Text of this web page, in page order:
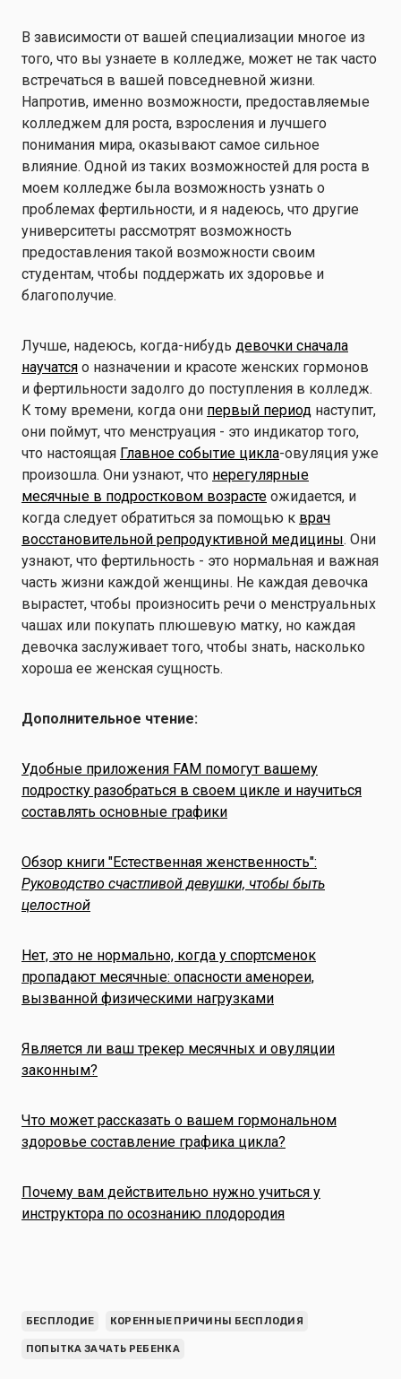
В зависимости от вашей специализации многое из
того, что вы узнаете в колледже, может не так часто
встречаться в вашей повседневной жизни.
Напротив, именно возможности, предоставляемые
колледжем для роста, взросления и лучшего
понимания мира, оказывают самое сильное
влияние. Одной из таких возможностей для роста в
моем колледже была возможность узнать о
проблемах фертильности, и я надеюсь, что другие
университеты рассмотрят возможность
предоставления такой возможности своим
студентам, чтобы поддержать их здоровье и
благополучие.
Лучше, надеюсь, когда-нибудь девочки сначала
научатся о назначении и красоте женских гормонов
и фертильности задолго до поступления в колледж.
К тому времени, когда они первый период наступит,
они поймут, что менструация - это индикатор того,
что настоящая Главное событие цикла-овуляция уже
произошла. Они узнают, что нерегулярные
месячные в подростковом возрасте ожидается, и
когда следует обратиться за помощью к врач
восстановительной репродуктивной медицины. Они
узнают, что фертильность - это нормальная и важная
часть жизни каждой женщины. Не каждая девочка
вырастет, чтобы произносить речи о менструальных
чашах или покупать плюшевую матку, но каждая
девочка заслуживает того, чтобы знать, насколько
хороша ее женская сущность.
Дополнительное чтение:
Удобные приложения FAM помогут вашему
подростку разобраться в своем цикле и научиться
составлять основные графики
Обзор книги "Естественная женственность":
Руководство счастливой девушки, чтобы быть
целостной
Нет, это не нормально, когда у спортсменок
пропадают месячные: опасности аменореи,
вызванной физическими нагрузками
Является ли ваш трекер месячных и овуляции
законным?
Что может рассказать о вашем гормональном
здоровье составление графика цикла?
Почему вам действительно нужно учиться у
инструктора по осознанию плодородия
БЕСПЛОДИЕ КОРЕННЫЕ ПРИЧИНЫ БЕСПЛОДИЯ
ПОПЫТКА ЗАЧАТЬ РЕБЕНКА